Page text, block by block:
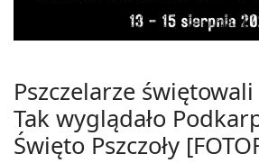
Pszczelarze
Tak wyglądało
Święto Pszczoły